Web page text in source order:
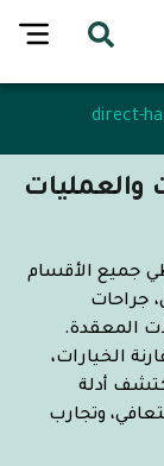
direct-
والعمليات
جميع الأقسام
جراحات
المعقدة.
الخيارات،
أدلة
وتجارب